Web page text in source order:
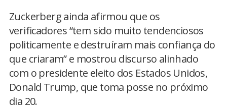
Zuckerberg ainda afirmou que os
verificadores “tem sido muito tendenciosos
politicamente e destruíram mais confiança do
que criaram” e mostrou discurso alinhado
com o presidente eleito dos Estados Unidos,
Donald Trump, que toma posse no próximo
dia 20.